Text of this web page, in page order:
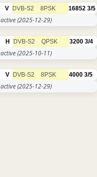
V DVB-S2 8PSK 16852 3/5
(2025-12-29)
H DVB-S2 QPSK 3200 3/4
(2025-10-11)
V DVB-S2 8PSK 4000 3/5
(2025-12-29)